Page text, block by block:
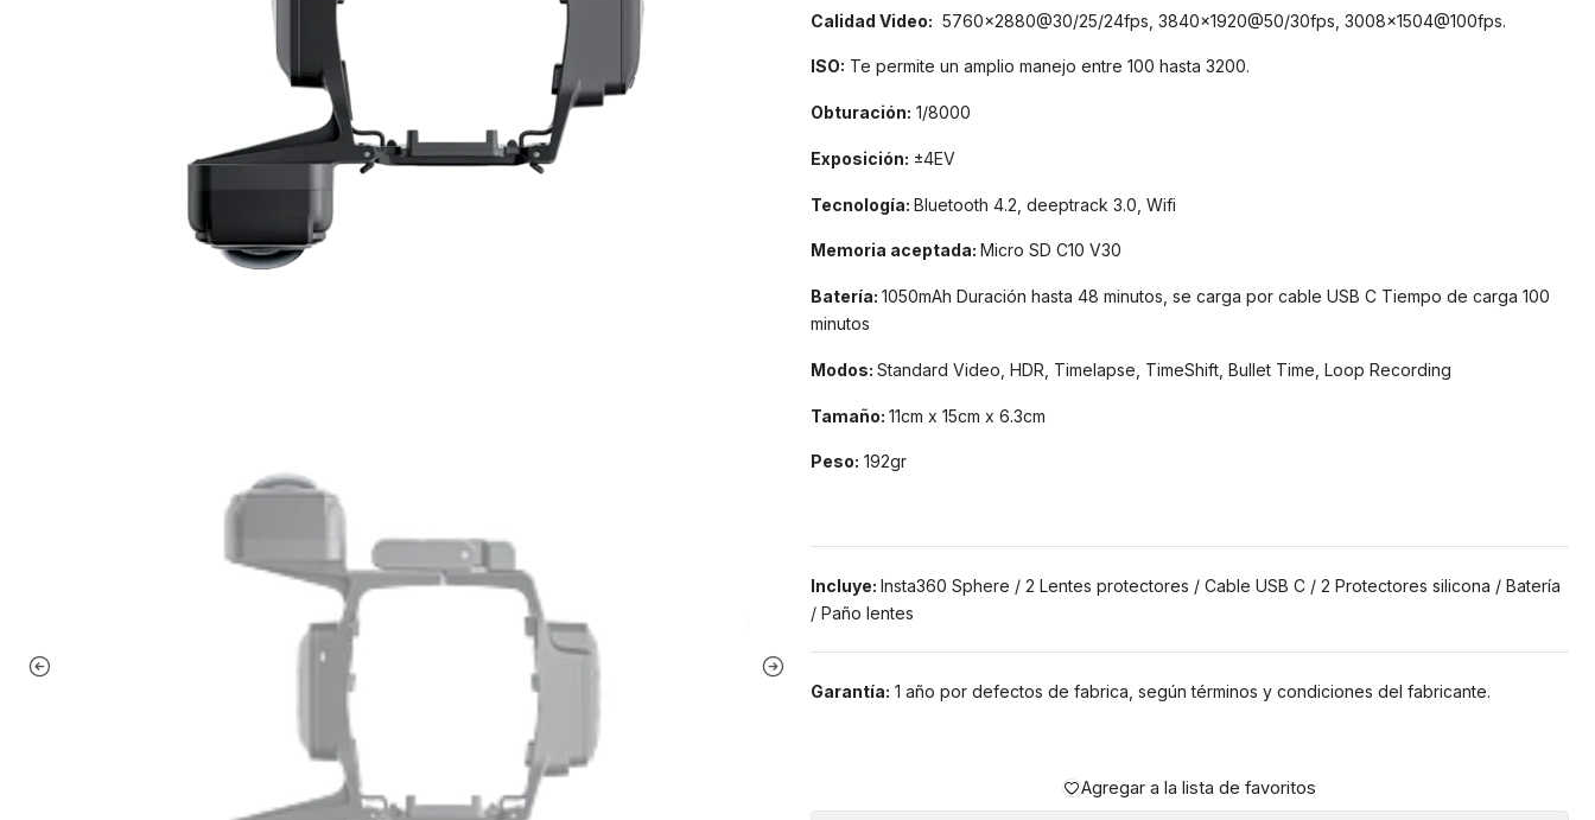
Calidad Video: 5760x2880@30/25/24fps, 3840x1920@50/30fps, 3008x1504@100fps.
ISO: Te permite un amplio manejo entre 100 hasta 3200.
Obturación: 1/8000
Exposición: ±4EV
Tecnología: Bluetooth 4.2, deeptrack 3.0, Wifi
Memoria aceptada: Micro SD C10 V30
Batería: 1050mAh Duración hasta 48 minutos, se carga por cable USB C Tiempo de carga 100
minutos
Modos: Standard Video, HDR, Timelapse, TimeShift, Bullet Time, Loop Recording
Tamaño: 11cm x 15cm x 6.3cm
Peso: 192gr
Incluye: Insta360 Sphere / 2 Lentes protectores / Cable USB C / 2 Protectores silicona / Batería
/ Paño lentes
Garantía: 1 año por defectos de fabrica, según términos y condiciones del fabricante.
Agregar a la lista de favoritos